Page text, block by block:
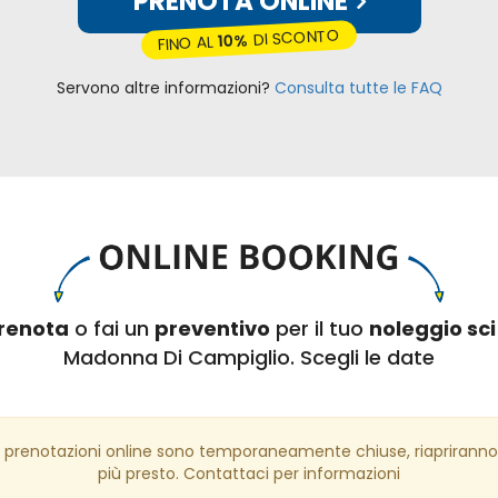
FINO AL10% DI SCONTO
Servono altre informazioni? Consulta tutte le FAQ
o fai un preventivo per il tuo noleggio sci
Madonna Di Campiglio. Scegli le date
prenotazioni online sono temporaneamente chiuse,
più presto. Contattaci per informazioni